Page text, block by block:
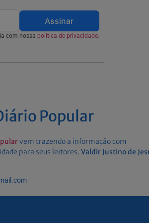
Assinar
com nossa política de privacidade.
Popular
vem trazendo a informação com
para seus leitores. Valdir Justino de